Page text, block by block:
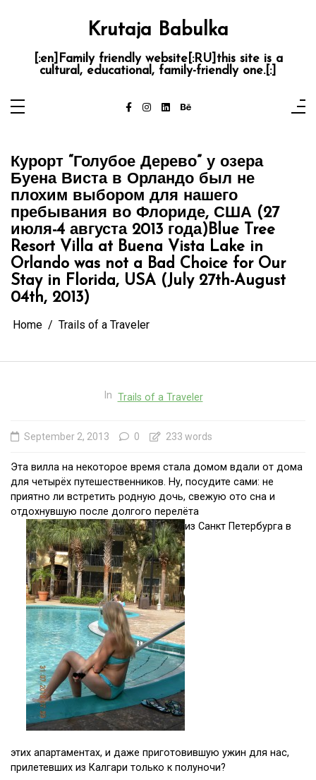
Krutaja Babulka
[:en]Family friendly website[:RU]this site is a
cultural, educational, family-friendly one.[:]
Курорт “Голубое Дерево” у озера
Буена Виста в Орландо был не
плохим выбором для нашего
пребывания во Флориде, США (27
июля-4 августа 2013 года)Blue Tree
Resort Villa at Buena Vista Lake in
Orlando was not a Bad Choice for Our
Stay in Florida, USA (July 27th-August
04th, 2013)
Home Trails of a Traveler
In Trails of a Traveler
September 2, 2013 0 233 words
Эта вилла на некоторое время стала домом вдали от дома
для четырёх путешественников. Ну, посудите сами: не
приятно ли встретить родную дочь, свежую ото сна и
отдохнувшую после долгого перелёта
из Санкт Петербурга в
этих апартаментах, и даже приготовившую ужин для нас,
прилетевших из Калгари только к полуночи?